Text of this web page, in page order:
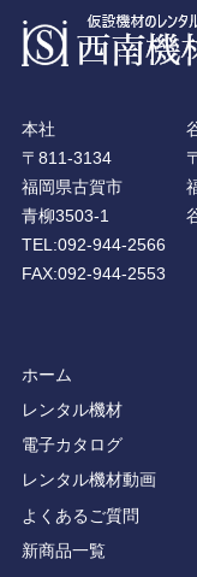
本社
〒811-3134
福岡県古賀市
青柳3503-1
TEL:092-944-2566
FAX:092-944-2553
ホーム
レンタル機材
電子カタログ
レンタル機材動画
よくあるご質問
新商品一覧